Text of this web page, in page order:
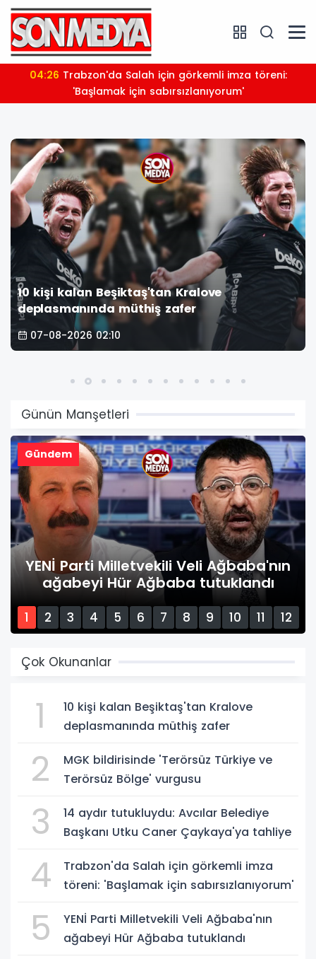
03:3914 aydır tutukluydu: Avcılar Belediye Başkanı
Utku Caner Çaykaya'ya tahliye
10 kişi kalan Beşiktaş'tan Kralove
deplasmanında müthiş zafer
07-08-2026 02:10
Günün Manşetleri
Gündem
YENİ Parti Milletvekili Veli Ağbaba'nın
ağabeyi Hür Ağbaba tutuklandı
1 2 3 4 5 6 7 8 9 10 11
12
Çok Okunanlar
1
10 kişi kalan Beşiktaş'tan Kralove
deplasmanında müthiş zafer
2
MGK bildirisinde 'Terörsüz Türkiye ve
Terörsüz Bölge' vurgusu
3
14 aydır tutukluydu: Avcılar Belediye
Başkanı Utku Caner Çaykaya'ya tahliye
4
Trabzon'da Salah için görkemli imza
töreni: 'Başlamak için sabırsızlanıyorum'
5
YENİ Parti Milletvekili Veli Ağbaba'nın
ağabeyi Hür Ağbaba tutuklandı